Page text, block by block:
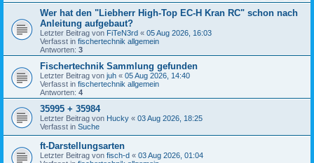
Wer hat den "Liebherr High-Top EC-H Kran RC" schon nach
Anleitung aufgebaut?
Letzter Beitrag von FiTeN3rd « 05 Aug 2026, 16:03
Verfasst in fischertechnik allgemein
Antworten: 3
Fischertechnik Sammlung gefunden
Letzter Beitrag von juh « 05 Aug 2026, 14:40
Verfasst in fischertechnik allgemein
Antworten: 4
35995 + 35984
Letzter Beitrag von Hucky « 03 Aug 2026, 18:25
Verfasst in Suche
ft-Darstellungsarten
Letzter Beitrag von fisch-d « 03 Aug 2026, 01:04